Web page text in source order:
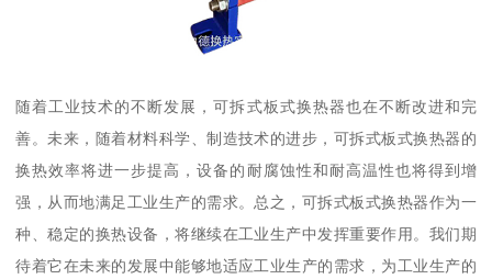
随着工业技术的不断发展，可拆式板式换热器也在不断改进和完
善。未来，随着材料科学、制造技术的进步，可拆式板式换热器的
换热效率将进一步提高，设备的耐腐蚀性和耐高温性也将得到增
强，从而地满足工业生产的需求。总之，可拆式板式换热器作为一
种、稳定的换热设备，将继续在工业生产中发挥重要作用。我们期
待着它在未来的发展中能够地适应工业生产的需求，为工业生产的